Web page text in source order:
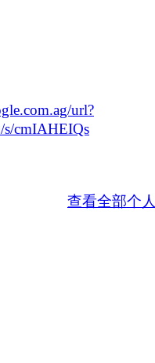
url?
s/cmIAHEIQs
查看全部个